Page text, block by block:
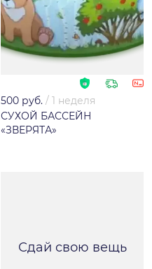
500 руб. / 1 неделя
СУХОЙ БАССЕЙН
«ЗВЕРЯТА»
Сдай свою вещь